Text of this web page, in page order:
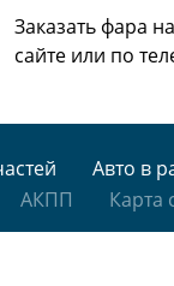
Заказать фара
сайте или по
Авто в
АКПП Карта